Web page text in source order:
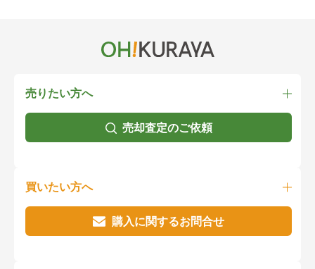
売りたい方へ
売却査定のご依頼
買いたい方へ
購入に関するお問合せ